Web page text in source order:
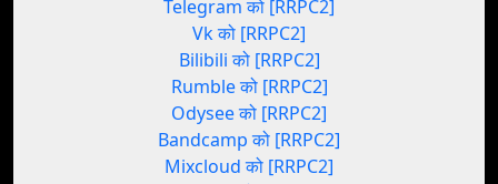
Telegram को [RRPC2]
Vk को [RRPC2]
Bilibili को [RRPC2]
Rumble को [RRPC2]
Odysee को [RRPC2]
Bandcamp को [RRPC2]
Mixcloud को [RRPC2]